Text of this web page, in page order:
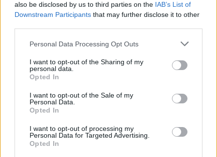
also be disclosed by us to third parties on the IAB’s List of
Downstream Participants that may further disclose it to other
Personal Data Processing Opt Outs
I want to opt-out of the Sharing of my
personal data.
Opted In
I want to opt-out of the Sale of my
Personal Data.
Opted In
I want to opt-out of processing my
Personal Data for Targeted Advertising.
Opted In
Laurence Auzière, Fille de Brigitte Macron : Un
hommage touchant à quelques Jours de l’anniversaire
de sa mère (Photo)
7 avril 2024